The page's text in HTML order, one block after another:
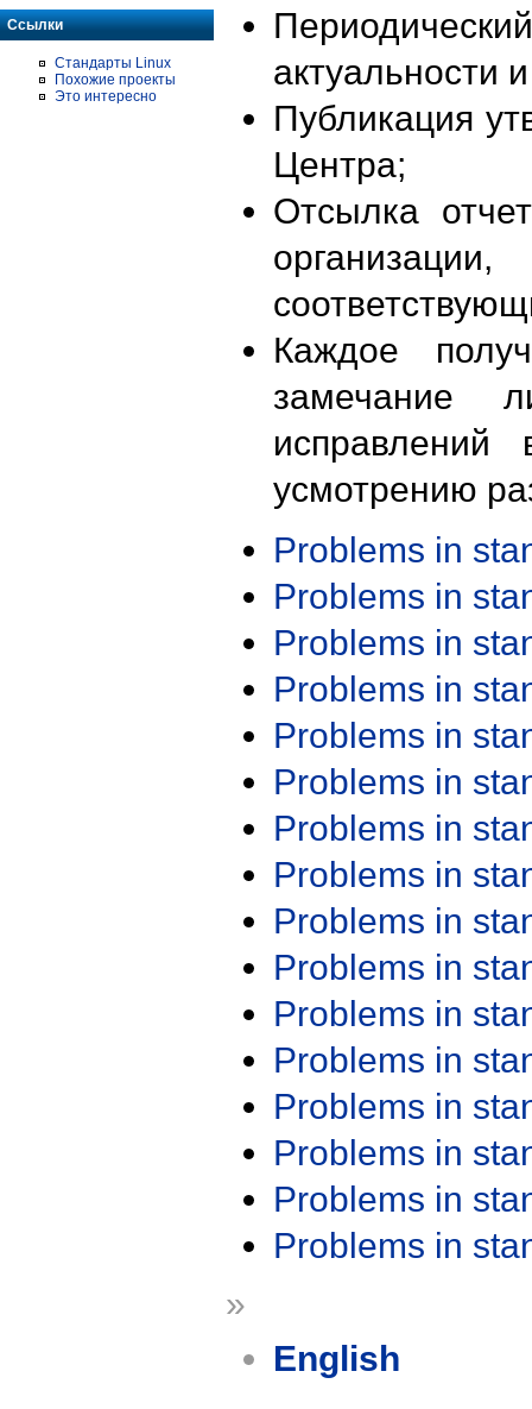
Ссылки
Стандарты Linux
Похожие проекты
Это интересно
актуальности
Публикация
Центра;
Отсылка
Каждое
замечание
исправлений
усмотрению
Problems in
Problems in
Problems in
Problems in
Problems in
Problems in
Problems in
Problems in
Problems in
Problems in
Problems in
Problems in
Problems in
Problems in
Problems in
Problems in
»
English